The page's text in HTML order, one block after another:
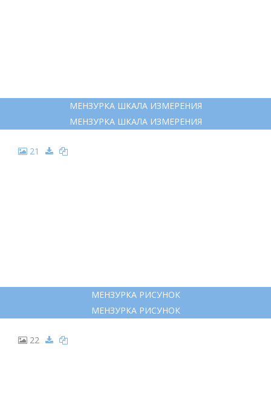
МЕНЗУРКА ШКАЛА ИЗМЕРЕНИЯ
МЕНЗУРКА ШКАЛА ИЗМЕРЕНИЯ
21
МЕНЗУРКА РИСУНОК
МЕНЗУРКА РИСУНОК
22